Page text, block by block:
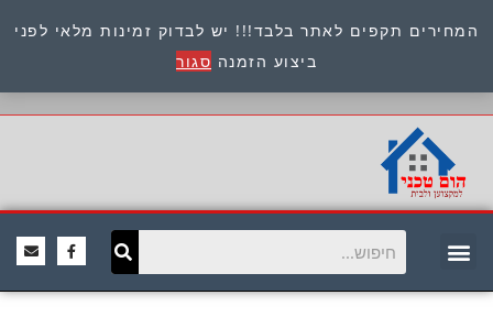
המחירים תקפים לאתר בלבד!!! יש לבדוק זמינות מלאי לפני
ביצוע הזמנה סגור
כתובת : היוזמים 9 אור יהודה שירות לקוחות 054-
8945722